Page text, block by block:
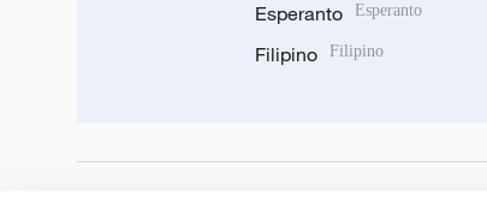
Esperanto Esperanto
Filipino Filipino